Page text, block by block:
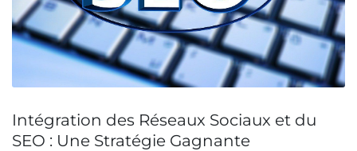
Intégration des Réseaux Sociaux et du
SEO : Une Stratégie Gagnante